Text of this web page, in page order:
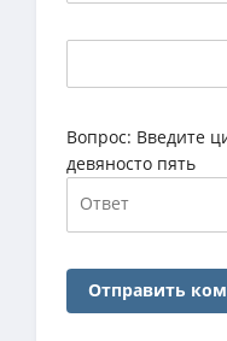
Вопрос: Введите
девяносто пять
Отправить